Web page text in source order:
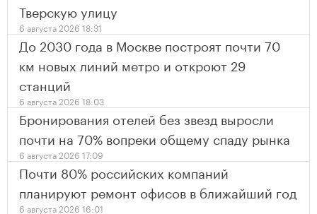
Тверскую улицу
6 августа 2026 18:31
До 2030 года в Москве построят почти 70
км новых линий метро и откроют 29
станций
6 августа 2026 18:03
Бронирования отелей без звезд выросли
почти на 70% вопреки общему спаду рынка
6 августа 2026 17:09
Почти 80% российских компаний
планируют ремонт офисов в ближайший год
6 августа 2026 16:01